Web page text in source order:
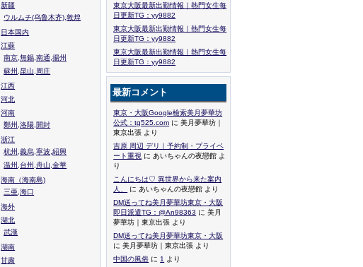
新疆
ウルムチ(乌鲁木齐),敦煌
日本国内
江蘇
南京,無錫,南通,揚州
蘇州,昆山,周庄
江西
河北
河南
鄭州,洛陽,開封
浙江
杭州,義烏,寧波,紹興
温州,台州,舟山,金華
海南（海南島)
三亜,海口
海外
湖北
武漢
湖南
甘粛
東京大阪最新出勤情報｜熱門女生每
日更新TG：yy9882
東京大阪最新出勤情報｜熱門女生每
日更新TG：yy9882
東京大阪最新出勤情報｜熱門女生每
日更新TG：yy9882
最新コメント
東京・大阪Google檢索美月夢華坊
公式：tg525.com に 美月夢華坊｜
東京出張 より
吉原 周辺 デリ｜予約制・プライベ
ート重視 に あいちゃんの夜戀館 よ
り
こんにちは♡ 異世界から来た案内
人、
に あいちゃんの夜戀館 より
DM送ってね美月夢華坊東京・大阪
即日派遣TG：@An98363 に 美月
夢華坊｜東京出張 より
DM送ってね美月夢華坊東京・大阪
に 美月夢華坊｜東京出張 より
中国の風俗 に 1
より